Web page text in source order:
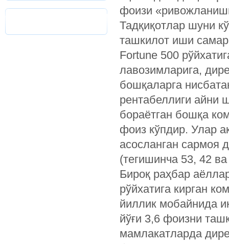
фоизи
Тадқиқотлар шуни
ташкилот иши
Fortune 500
лавозимларига,
бошқаларга
рентабеллиги айни
бораётган бошқа
фоиз кўпдир. Улар
асосланган сармоя
(тегишинча 53, 42
Бироқ раҳбар
рўйхатига кирган
йиллик мобайнида
йўғи 3,6 фоизни
мамлакатларда